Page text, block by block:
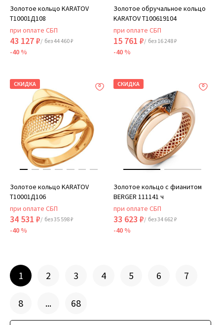
Золотое кольцо KARATOV
Т10001Д108
при оплате СБП
43 127 ₽/ без 44 460 ₽
-40 %
Золотое обручальное кольцо
KARATOV Т100619104
при оплате СБП
15 761 ₽/ без 16 248 ₽
-40 %
СКИДКА
Золотое кольцо KARATOV
Т10001Д106
при оплате СБП
34 531 ₽/ без 35 598 ₽
-40 %
СКИДКА
Золотое кольцо с фианитом
BERGER 111141 ч
при оплате СБП
33 623 ₽/ без 34 662 ₽
-40 %
1 2 3 4 5 6 7
8 ... 68